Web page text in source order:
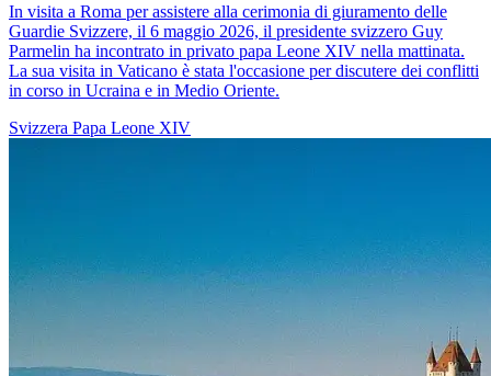
In visita a Roma per assistere alla cerimonia di giuramento delle
Guardie Svizzere, il 6 maggio 2026, il presidente svizzero Guy
Parmelin ha incontrato in privato papa Leone XIV nella mattinata.
La sua visita in Vaticano è stata l'occasione per discutere dei conflitti
in corso in Ucraina e in Medio Oriente.
Svizzera Papa Leone XIV